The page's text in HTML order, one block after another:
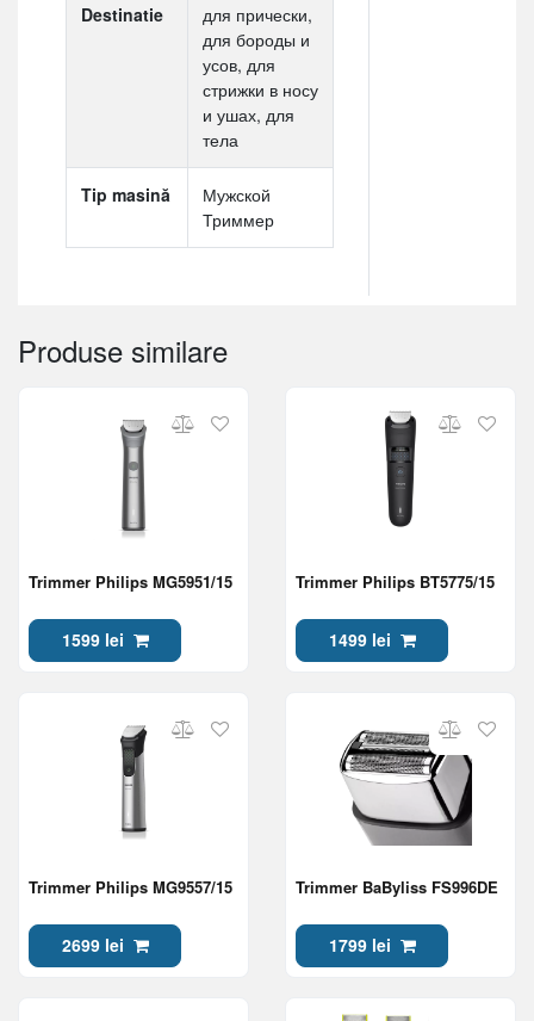
Destinatie
для прически,
для бороды и
усов, для
стрижки в носу
и ушах, для
тела
Tip masină
Мужской
Триммер
Produse similare
Trimmer Philips MG5951/15
1599 lei
Trimmer Philips BT5775/15
1499 lei
Trimmer Philips MG9557/15
2699 lei
Trimmer BaByliss FS996DE
1799 lei